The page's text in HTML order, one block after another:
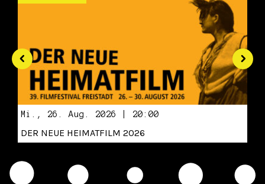
Mi., 26. Aug. 2026 | 20:00
DER NEUE HEIMATFILM 2026